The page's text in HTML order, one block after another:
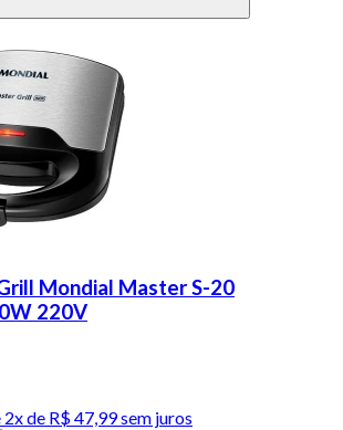
Mondial Master S-20
220V
2x de R$ 47,99 sem juros